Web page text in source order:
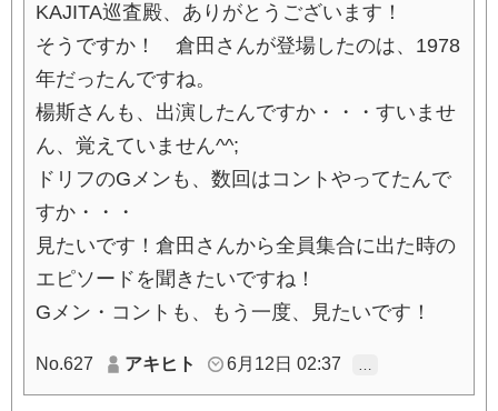
KAJITA巡査殿、ありがとうございます！
そうですか！ 倉田さんが登場したのは、1978
年だったんですね。
楊斯さんも、出演したんですか・・・すいませ
ん、覚えていません^^;
ドリフのGメンも、数回はコントやってたんで
すか・・・
見たいです！倉田さんから全員集合に出た時の
エピソードを聞きたいですね！
Gメン・コントも、もう一度、見たいです！
No.627 アキヒト 6月12日 02:37